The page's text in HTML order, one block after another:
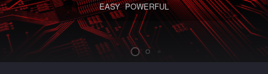
EASY POWERFUL